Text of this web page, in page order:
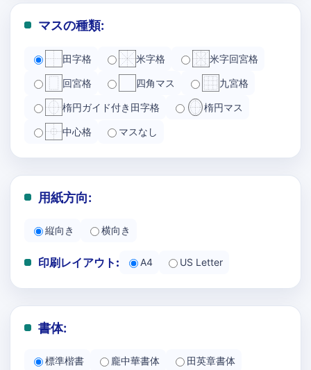
マスの種類:
田字格 米字格 米字回宮格
回宮格 四角マス 九宮格
楕円ガイド付き田字格 楕円マス
中心格 マスなし
用紙方向:
縦向き 横向き
印刷レイアウト: A4 US Letter
書体:
標準楷書 龐中華書体 田英章書体